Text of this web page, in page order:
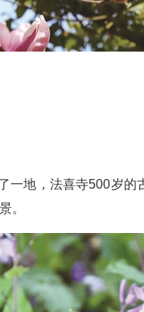
一地，法喜寺500岁
。